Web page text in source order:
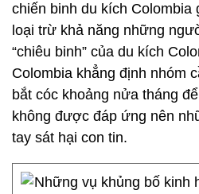
chiến binh du kích Colombia
loại trừ khả năng những
“chiêu binh” của du kích
Colombia khẳng định nhóm
bắt cóc khoảng nửa tháng
không được đáp ứng nên
tay sát hại con tin.